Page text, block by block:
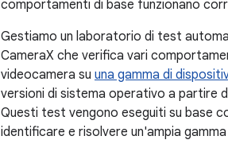
comportamenti di base funzionano
Gestiamo un laboratorio di test
CameraX che verifica vari
videocamera su una gamma di
versioni di sistema operativo a partire
Questi test vengono eseguiti su base
identificare e risolvere un'ampia